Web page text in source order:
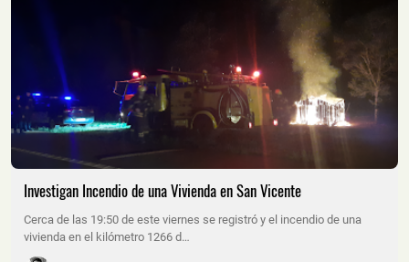
Investigan Incendio de una Vivienda en San Vicente
Cerca de las 19:50 de este viernes se registró y el incendio de una
vivienda en el kilómetro 1266 d…